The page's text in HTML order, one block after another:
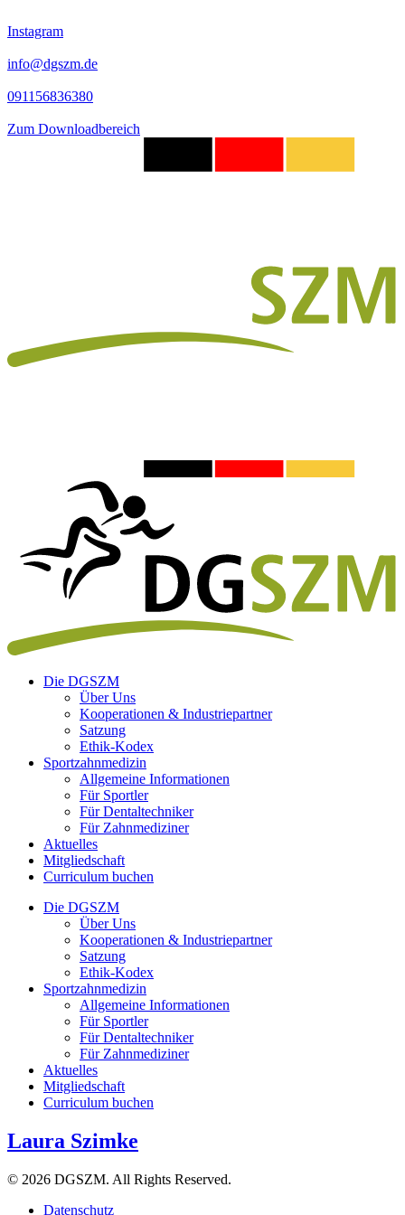
Instagram
info@dgszm.de
091156836380
Zum Downloadbereich
Die DGSZM
Über Uns
Kooperationen & Industriepartner
Satzung
Ethik-Kodex
Sportzahnmedizin
Allgemeine Informationen
Für Sportler
Für Dentaltechniker
Für Zahnmediziner
Aktuelles
Mitgliedschaft
Curriculum buchen
Die DGSZM
Über Uns
Kooperationen & Industriepartner
Satzung
Ethik-Kodex
Sportzahnmedizin
Allgemeine Informationen
Für Sportler
Für Dentaltechniker
Für Zahnmediziner
Aktuelles
Mitgliedschaft
Curriculum buchen
Laura Szimke
© 2026 DGSZM. All Rights Reserved.
Datenschutz